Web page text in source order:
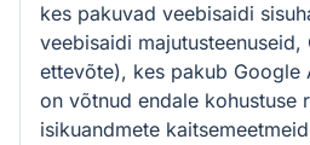
kes pakuvad veebisaidi
veebisaidi majutusteenuseid,
ettevõte), kes pakub Google
on võtnud endale kohustuse
isikuandmete